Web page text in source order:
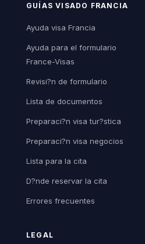
GUÍAS VISADO FRANCIA
Ayuda visa Francia
Ayuda para el formulario
France-Visas
Revisi?n de formulario
Lista de documentos
Preparaci?n visa tur?stica
Preparaci?n visa negocios
Lista para la cita
D?nde reservar la cita
Errores frecuentes
LEGAL